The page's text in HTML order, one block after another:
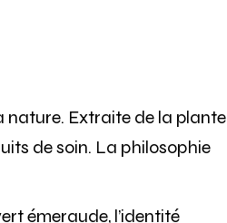
nature. Extraite de la plante
de soin. La philosophie
émeraude, l’identité